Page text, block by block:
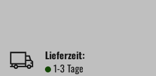
Lieferzeit:
1-3 Tage